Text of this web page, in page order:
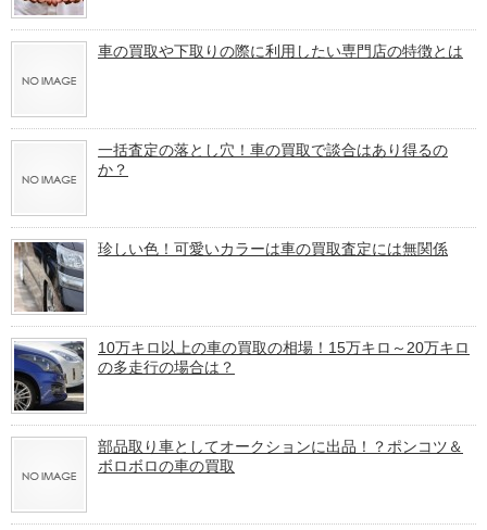
車の買取や下取りの際に利用したい専門店の特徴とは
一括査定の落とし穴！車の買取で談合はあり得るの
か？
珍しい色！可愛いカラーは車の買取査定には無関係
10万キロ以上の車の買取の相場！15万キロ～20万キロ
の多走行の場合は？
部品取り車としてオークションに出品！？ポンコツ＆
ボロボロの車の買取